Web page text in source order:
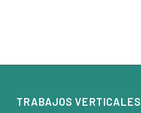
TRABAJOS VERTICALES